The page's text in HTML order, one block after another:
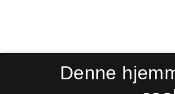
Denne